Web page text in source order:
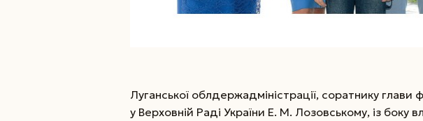
Луганської обл­­держадміністрації, соратнику глави
у Вер­хов­ній Раді України Е. М. Ло­зов­сько­му, із боку